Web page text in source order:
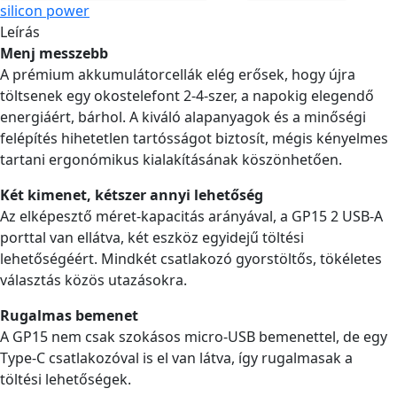
silicon power
Leírás
Menj messzebb
A prémium akkumulátorcellák elég erősek, hogy újra
töltsenek egy okostelefont 2-4-szer, a napokig elegendő
energiáért, bárhol. A kiváló alapanyagok és a minőségi
felépítés hihetetlen tartósságot biztosít, mégis kényelmes
tartani ergonómikus kialakításának köszönhetően.
Két kimenet, kétszer annyi lehetőség
Az elképesztő méret-kapacitás arányával, a GP15 2 USB-A
porttal van ellátva, két eszköz egyidejű töltési
lehetőségéért. Mindkét csatlakozó gyorstöltős, tökéletes
választás közös utazásokra.
Rugalmas bemenet
A GP15 nem csak szokásos micro-USB bemenettel, de egy
Type-C csatlakozóval is el van látva, így rugalmasak a
töltési lehetőségek.